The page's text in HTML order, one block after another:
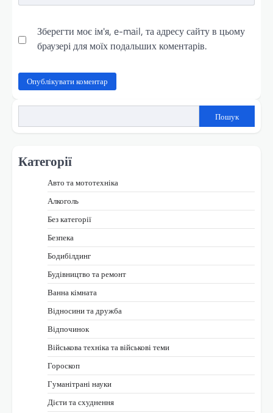
Зберегти моє ім'я, e-mail, та адресу сайту в цьому
браузері для моїх подальших коментарів.
Пошук
Категорії
Авто та мототехніка
Алкоголь
Без категорії
Безпека
Бодибілдинг
Будівництво та ремонт
Ванна кімната
Відносини та дружба
Відпочинок
Військова техніка та військові теми
Гороскоп
Гуманітрані науки
Дієти та схуднення